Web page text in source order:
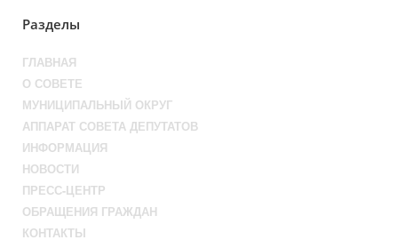
Разделы
ГЛАВНАЯ
О СОВЕТЕ
МУНИЦИПАЛЬНЫЙ ОКРУГ
АППАРАТ СОВЕТА ДЕПУТАТОВ
ИНФОРМАЦИЯ
НОВОСТИ
ПРЕСС-ЦЕНТР
ОБРАЩЕНИЯ ГРАЖДАН
КОНТАКТЫ